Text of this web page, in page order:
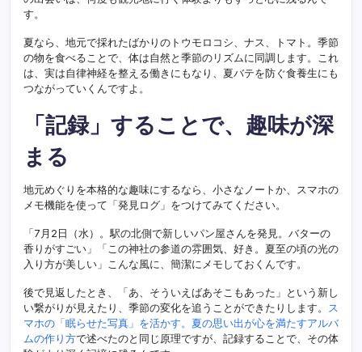
す。
夏なら、地元で採れたばかりのトウモロコシ、ナス、トマト。季節
の物を食べることで、体は自然と季節のリズムに同調します。これ
は、実は自律神経を整える働きにもなり、夏バテを防ぐ食養生にも
つながっていくんですよ。
「記録」することで、趣味が深
まる
地元めぐりを本格的な趣味にするなら、小さなノートか、スマホの
メモ機能を使って「発見ログ」をつけてみてください。
「7月2日（水）。駅の北側で新しいパン屋さんを発見。バターの
香りがすごい」「この神社の参道の雰囲気、好き。夏至の頃の光の
入り方が美しい」こんな風に、簡潔にメモしておくんです。
後で見返したとき、「あ、そういえばあそこもあった」という新し
い繋がりが見えたり、季節の変化を追うことができたりします。 ス
マホの「眠らせた写真」を活かす。夏の思い出が心を満たすアルバ
ムの作り方で述べたのと同じ原理ですが、記録することで、その体